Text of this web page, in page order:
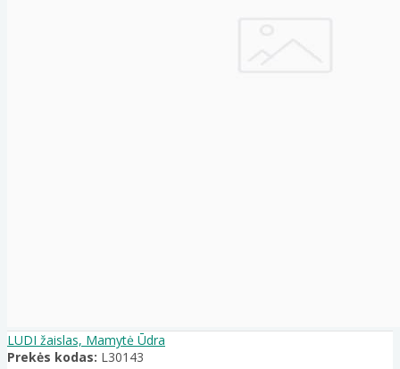
LUDI žaislas, Mamytė Ūdra
Prekės kodas: L30143